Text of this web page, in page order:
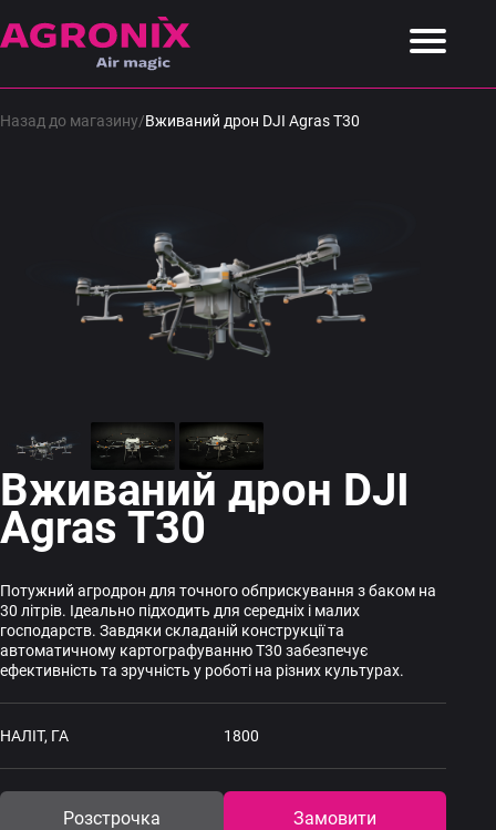
Назад до магазину/Вживаний дрон DJI Agras T30
Вживаний дрон DJI
Agras T30
Потужний агродрон для точного обприскування з баком на
30 літрів. Ідеально підходить для середніх і малих
господарств. Завдяки складаній конструкції та
автоматичному картографуванню T30 забезпечує
ефективність та зручність у роботі на різних культурах.
НАЛІТ, ГА 1800
Розстрочка Замовити